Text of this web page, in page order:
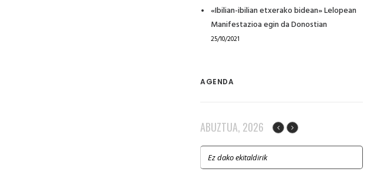
«Ibilian-ibilian etxerako bidean» Lelopean
Manifestazioa egin da Donostian
25/10/2021
AGENDA
ABUZTUA, 2026
Ez dako ekitaldirik